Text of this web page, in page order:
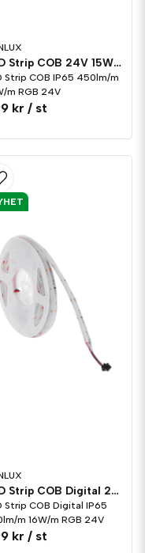
LED Strip COB 24V 15W/m RGB IP65
Strip COB IP65 450lm/m
m RGB 24V
kr / st
LED Strip COB Digital 24V 16W/m RGB IP65
Strip COB Digital IP65
m 16W/m RGB 24V
kr / st